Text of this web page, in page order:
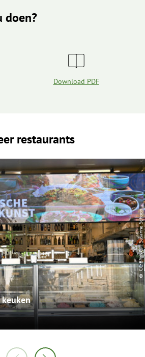
doen?
Download PDF
restaurants
keuken
©
CC-BY-NC
| Susanne Schoon